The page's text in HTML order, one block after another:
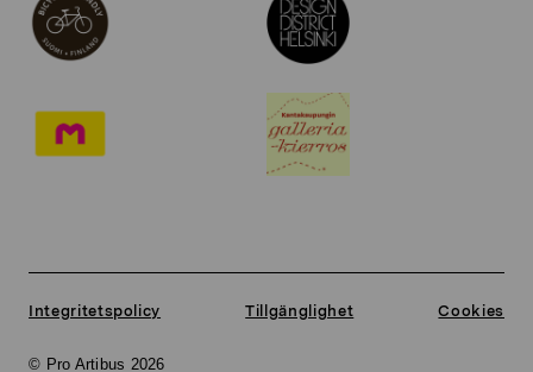
© Pro Artibus 2026
Integritetspolicy Tillgänglighet Cookies